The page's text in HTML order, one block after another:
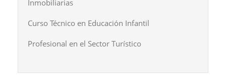
Inmobiliarias
Curso Técnico en Educación Infantil
Profesional en el Sector Turístico